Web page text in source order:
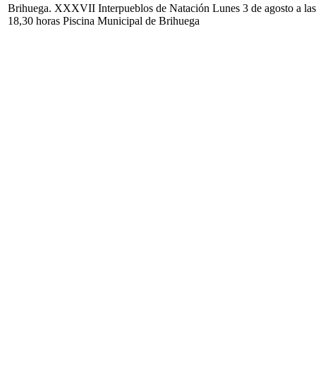
Brihuega. XXXVII Interpueblos de Natación Lunes 3 de agosto a las
18,30 horas Piscina Municipal de Brihuega